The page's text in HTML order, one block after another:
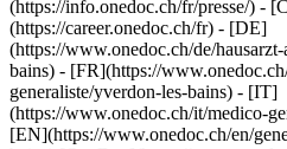
(https://info.onedoc.ch/fr/presse/) -
(https://career.onedoc.ch/fr) - [DE]
(https://www.onedoc.ch/de/
bains) - [FR](https://
generaliste/yverdon-les-bains) - [IT]
(https://www.onedoc.ch/it/medico-
[EN](https://www.onedoc.ch/en/